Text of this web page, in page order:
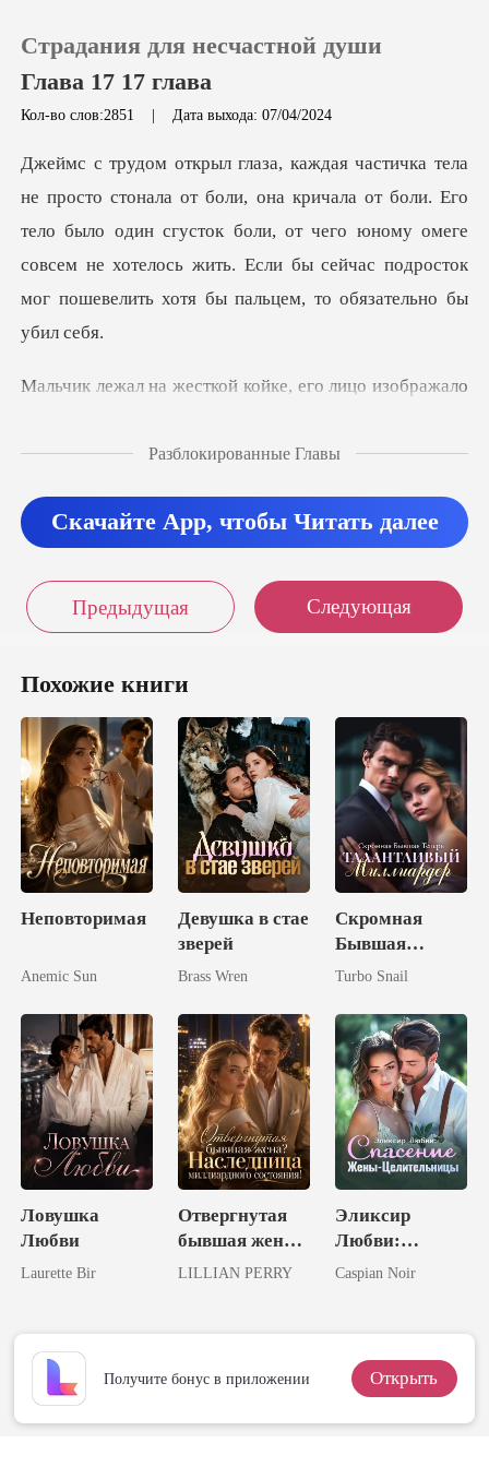
0
Пополнить
Страдания для несчастной души
Глава 17 17 глава
Кол-во слов:2851 | Дата выхода: 07/04/2024
ла от боли. Его
тело было один сгусток боли, от чего юному омеге
совсем не хотелось жит
е, его лицо изображало
Разблокированные Главы
Скачайте App, чтобы Читать далее
Предыдущая Следующая
Похожие книги
Неповторимая
Anemic Sun
Девушка в стае
зверей
Brass Wren
Скромная
Бывшая
Теперь
Миллиардер
Turbo Snail
Ловушка
Любви
Laurette Bir
Отвергнутая
бывшая жена?
Наследница
LILLIAN PERRY
Эликсир
Любви:
Спасение
Caspian Noir
Получите бонус в приложении Открыть